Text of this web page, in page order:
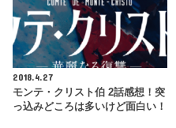
2018.4.27
モンテ・クリスト伯 2話感想！突
っ込みどころは多いけど面白い！